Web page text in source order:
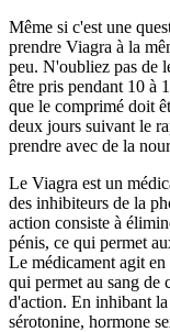
Même si c'est une
prendre Viagra à la
peu. N'oubliez pas de
être pris pendant 10 à
que le comprimé doit
deux jours suivant le
prendre avec de la
Le Viagra est un
des inhibiteurs de la
action consiste à
pénis, ce qui permet
Le médicament agit
qui permet au sang de
d'action. En inhibant
sérotonine, hormone